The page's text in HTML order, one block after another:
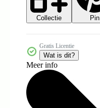
Collectie Pin
Gratis Licentie
Wat is dit?
Meer info